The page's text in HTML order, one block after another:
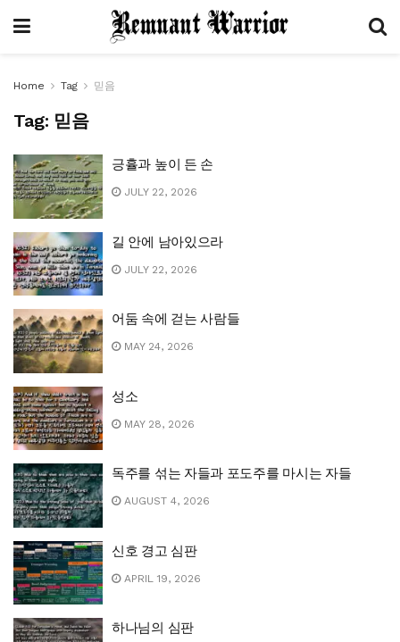
Home Tag 믿음
Tag: 믿음
긍휼과 높이 든 손
JULY 22, 2026
길 안에 남아있으라
JULY 22, 2026
어둠 속에 걷는 사람들
MAY 24, 2026
성소
MAY 28, 2026
독주를 섞는 자들과 포도주를 마시는 자들
AUGUST 4, 2026
신호 경고 심판
APRIL 19, 2026
하나님의 심판